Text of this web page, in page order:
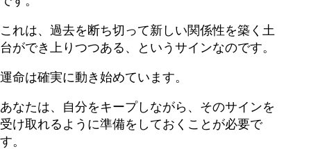
これは、過去を断ち切って新しい関係性を築く土
台ができ上りつつある、というサインなのです。
運命は確実に動き始めています。
あなたは、自分をキープしながら、そのサインを
受け取れるように準備をしておくことが必要で
す。